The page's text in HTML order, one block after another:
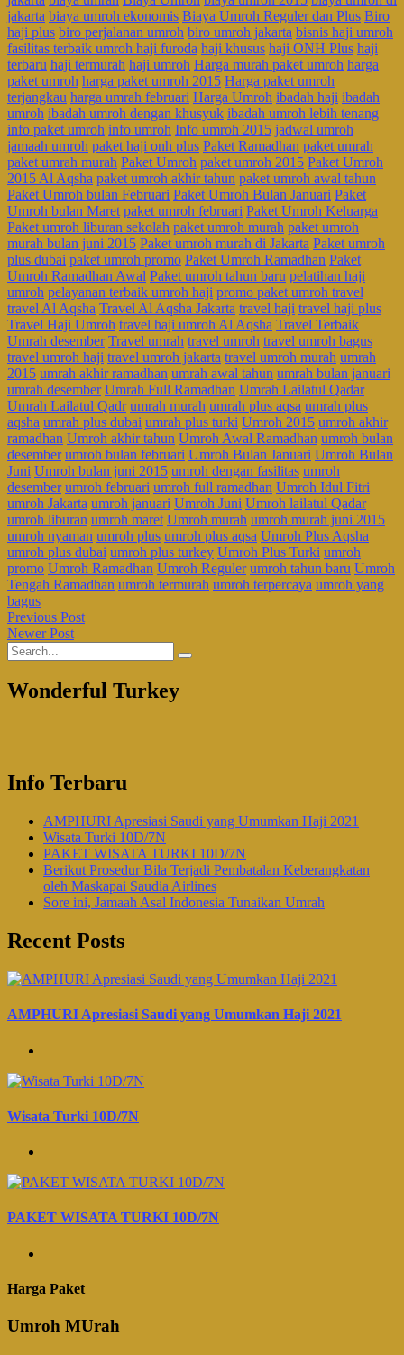
jakarta biaya umroh ekonomis Biaya Umroh Reguler dan Plus Biro
haji plus biro perjalanan umroh biro umroh jakarta bisnis haji umroh
fasilitas terbaik umroh haji furoda haji khusus haji ONH Plus haji
terbaru haji termurah haji umroh Harga murah paket umroh harga
paket umroh harga paket umroh 2015 Harga paket umroh
terjangkau harga umrah februari Harga Umroh ibadah haji ibadah
umroh ibadah umroh dengan khusyuk ibadah umroh lebih tenang
info paket umroh info umroh Info umroh 2015 jadwal umroh
jamaah umroh paket haji onh plus Paket Ramadhan paket umrah
paket umrah murah Paket Umroh paket umroh 2015 Paket Umroh
2015 Al Aqsha paket umroh akhir tahun paket umroh awal tahun
Paket Umroh bulan Februari Paket Umroh Bulan Januari Paket
Umroh bulan Maret paket umroh februari Paket Umroh Keluarga
Paket umroh liburan sekolah paket umroh murah paket umroh
murah bulan juni 2015 Paket umroh murah di Jakarta Paket umroh
plus dubai paket umroh promo Paket Umroh Ramadhan Paket
Umroh Ramadhan Awal Paket umroh tahun baru pelatihan haji
umroh pelayanan terbaik umroh haji promo paket umroh travel
travel Al Aqsha Travel Al Aqsha Jakarta travel haji travel haji plus
Travel Haji Umroh travel haji umroh Al Aqsha Travel Terbaik
Umrah desember Travel umrah travel umroh travel umroh bagus
travel umroh haji travel umroh jakarta travel umroh murah umrah
2015 umrah akhir ramadhan umrah awal tahun umrah bulan januari
umrah desember Umrah Full Ramadhan Umrah Lailatul Qadar
Umrah Lailatul Qadr umrah murah umrah plus aqsa umrah plus
aqsha umrah plus dubai umrah plus turki Umroh 2015 umroh akhir
ramadhan Umroh akhir tahun Umroh Awal Ramadhan umroh bulan
desember umroh bulan februari Umroh Bulan Januari Umroh Bulan
Juni Umroh bulan juni 2015 umroh dengan fasilitas umroh
desember umroh februari umroh full ramadhan Umroh Idul Fitri
umroh Jakarta umroh januari Umroh Juni Umroh lailatul Qadar
umroh liburan umroh maret Umroh murah umroh murah juni 2015
umroh nyaman umroh plus umroh plus aqsa Umroh Plus Aqsha
umroh plus dubai umroh plus turkey Umroh Plus Turki umroh
promo Umroh Ramadhan Umroh Reguler umroh tahun baru Umroh
Tengah Ramadhan umroh termurah umroh terpercaya umroh yang
bagus
Previous Post
Newer Post
Wonderful Turkey
Info Terbaru
AMPHURI Apresiasi Saudi yang Umumkan Haji 2021
Wisata Turki 10D/7N
PAKET WISATA TURKI 10D/7N
Berikut Prosedur Bila Terjadi Pembatalan Keberangkatan
oleh Maskapai Saudia Airlines
Sore ini, Jamaah Asal Indonesia Tunaikan Umrah
Recent Posts
AMPHURI Apresiasi Saudi yang Umumkan Haji 2021
Wisata Turki 10D/7N
PAKET WISATA TURKI 10D/7N
Harga Paket
Umroh MUrah